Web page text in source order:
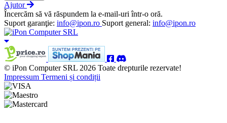
Ajutor
Încercăm să vă răspundem la e-mail-uri într-o oră.
Suport garanţie: info@ipon.ro Suport general: info@ipon.ro
© iPon Computer SRL 2026 Toate drepturile rezervate!
Impressum Termeni și condiții